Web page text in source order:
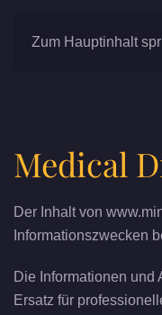
Zum Hauptinhalt
Medical
Der Inhalt von
Informationszwecken
Die Informationen und
Ersatz für